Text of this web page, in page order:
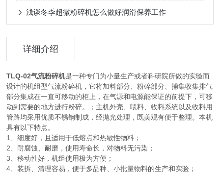
浅谈冬季超微粉碎机怎么做好润滑保养工作
详细介绍
TLQ-02气流粉碎机是一种专门为小量生产或者科研院所做的实验而
设计的机组型气流粉碎机，它将加料部分、粉碎部分、捕集收集排气
部分集成在一直可移动的柜上，在气源和电源能保证的前提下，可移
动到需要的地方进行粉碎。；主机外壳、喂料、收料系统以及收料用
管路均采用优质不锈钢制成，经抛光处理，既美观有便于整理。本机
具有以下特点。
1、细度好，且适用于低熔点和热敏性物料；
2、耐腐蚀、耐磨，使用寿命长，对物料无污染；
3、移动性好，机组使用极为方便；
4、装拆、清理容易，便于多品种、小批量物料的生产和实验；